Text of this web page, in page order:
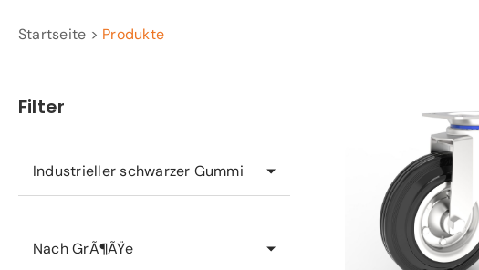
Startseite > Produkte
Filter
Industrieller schwarzer Gummi
Nach GrÃ¶ÃŸe